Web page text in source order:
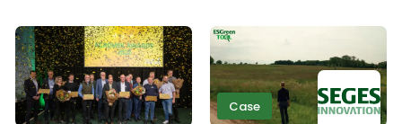
miljøvenlige flydende
gødninger.
På Agromek står vi klar
til at vise dig, hvordan
livet på en maskinstation
kan være alt andet e
Case